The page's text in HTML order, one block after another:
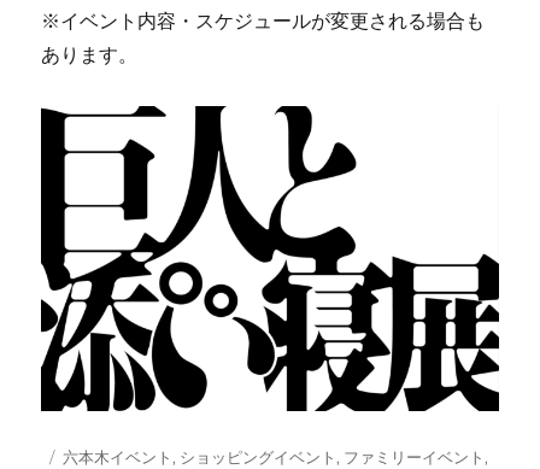
※イベント内容・スケジュールが変更される場合も
あります。
投 カ
六本木イベント , ショッピングイベント , ファミリーイベント ,